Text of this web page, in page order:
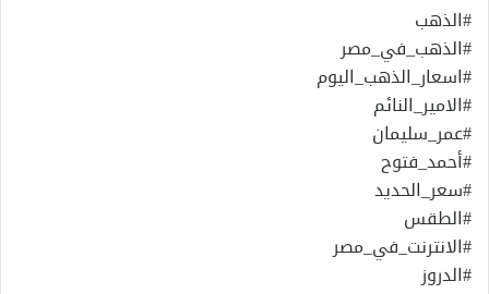
#الذهب
#الذهب_في_مصر
#اسعار_الذهب_اليوم
#الامير_النائم
#عمر_سليمان
#أحمد_فتوح
#سعر_الحديد
#الطقس
#الانترنت_في_مصر
#الدروز